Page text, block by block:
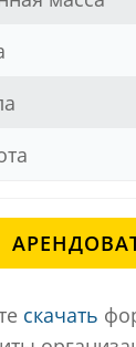
скачать